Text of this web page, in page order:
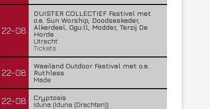
22-08
DUISTER COLLECTIEF Festival met
o.a. Sun Worship, Doodseskader,
Alkerdeel, Ggu:ll, Modder, Terzij De
Horde
Utrecht
Tickets
22-08
Waailand Outdoor Festival met o.a.
Ruthless
Made
22-08
Cryptosis
Iduna (Iduna (Drachten))